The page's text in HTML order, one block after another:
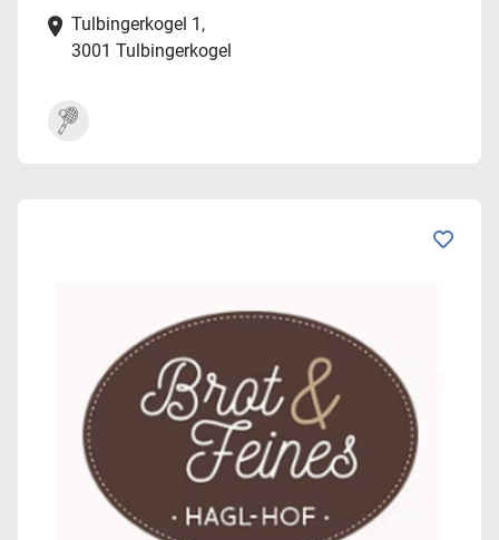
Tulbingerkogel 1,
3001 Tulbingerkogel